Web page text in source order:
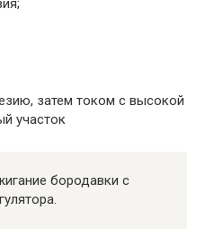
затем током с высокой
участок
бородавки с